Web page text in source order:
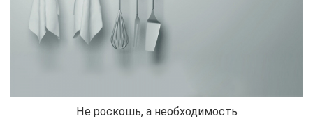
Не роскошь, а необходимость